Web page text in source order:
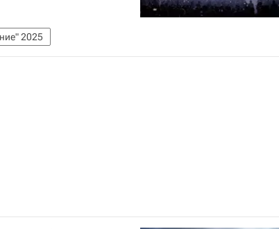
2025